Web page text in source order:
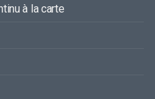
à la carte